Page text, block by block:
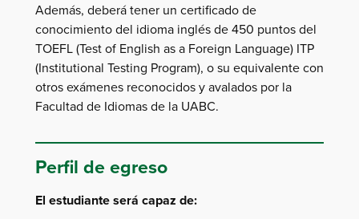
Además, deberá tener un certificado de
conocimiento del idioma inglés de 450 puntos del
TOEFL (Test of English as a Foreign Language) ITP
(Institutional Testing Program), o su equivalente con
otros exámenes reconocidos y avalados por la
Facultad de Idiomas de la UABC.
Perfil de egreso
El estudiante será capaz de: